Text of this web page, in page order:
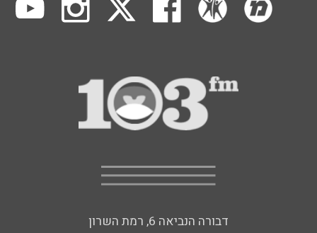
דבורה הנביאה 6, רמת השרון